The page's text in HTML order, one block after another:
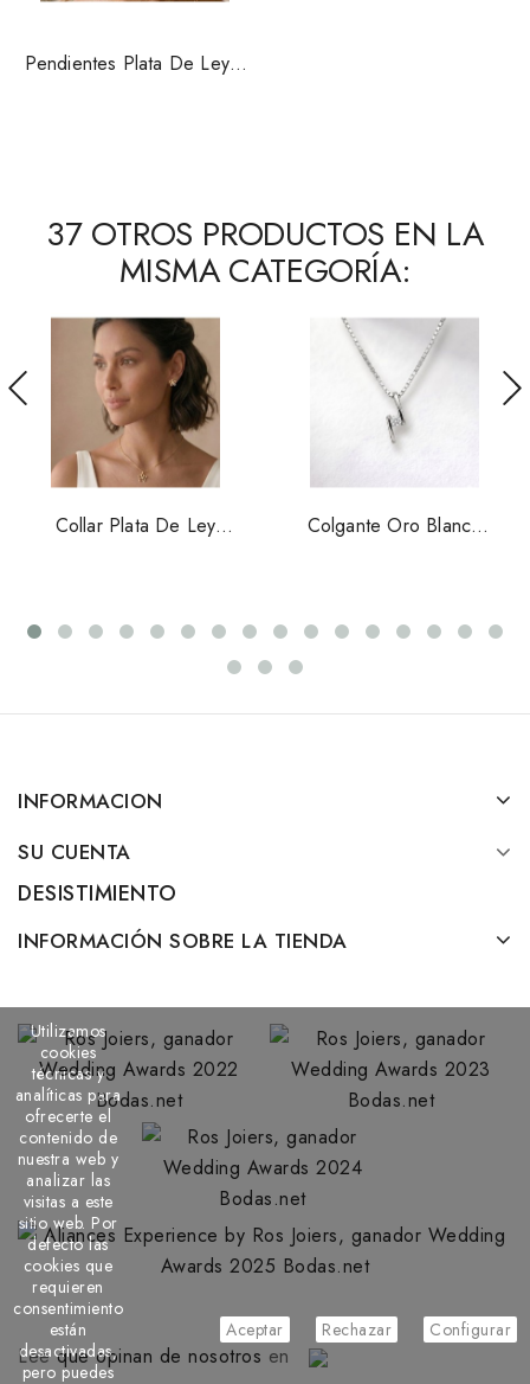
Pendientes Plata De Ley Y
37 OTROS PRODUCTOS EN LA
MISMA CATEGORÍA:
Collar Plata De Ley
Colgante Oro Blanco
INFORMACION
SU CUENTA
DESISTIMIENTO
INFORMACIÓN SOBRE LA TIENDA
Leeque opinan de nosotros en
Utilizamos
cookies
técnicas y
analíticas para
ofrecerte el
contenido de
nuestra web y
analizar las
visitas a este
sitio web. Por
defecto las
cookies que
requieren
consentimiento
están
desactivadas,
pero puedes
Aceptar Rechazar Configurar